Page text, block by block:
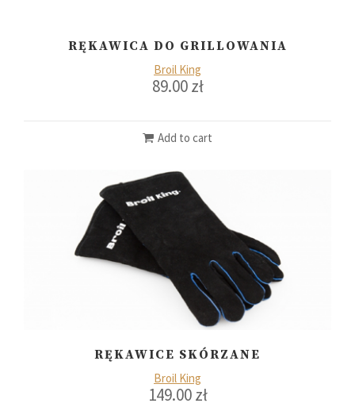
RĘKAWICA DO GRILLOWANIA
Broil King
89.00zł
Add to cart
RĘKAWICE SKÓRZANE
Broil King
149.00zł